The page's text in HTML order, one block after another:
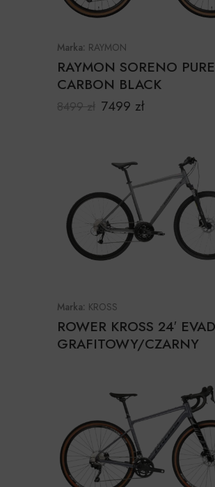
Marka: RAYMON
RAYMON SORENO PURE
CARBON BLACK
8499zł 7499 zł
Marka: KROSS
ROWER KROSS 24′
GRAFITOWY/CZARNY